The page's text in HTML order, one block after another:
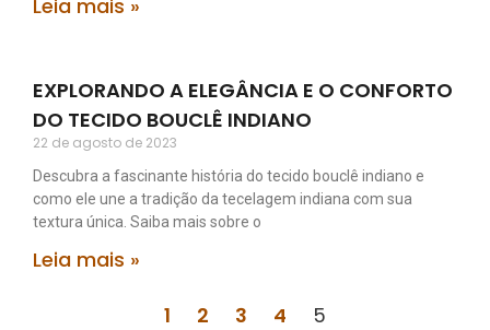
Leia mais »
EXPLORANDO A ELEGÂNCIA E O CONFORTO
DO TECIDO BOUCLÊ INDIANO
22 de agosto de 2023
Descubra a fascinante história do tecido bouclê indiano e
como ele une a tradição da tecelagem indiana com sua
textura única. Saiba mais sobre o
Leia mais »
1 2 3 4 5